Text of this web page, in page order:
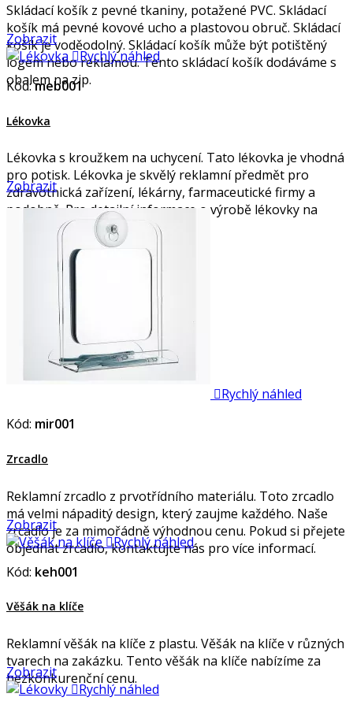
Skládací košík z pevné tkaniny, potažené PVC. Skládací
košík má pevné kovové ucho a plastovou obruč. Skládací
košík je voděodolný. Skládací košík může být potištěný
logem nebo reklamou. Tento skládací košík dodáváme s
obalem na zip.
Zobrazit
Rychlý náhled
Kód:meb001
Lékovka
Lékovka s kroužkem na uchycení. Tato lékovka je vhodná
pro potisk. Lékovka je skvělý reklamní předmět pro
zdravotnická zařízení, lékárny, farmaceutické firmy a
podobně. Pro detailní informace o výrobě lékovky na
zakázku nás kontaktujte.
Zobrazit
Rychlý náhled
Kód: mir001
Zrcadlo
Reklamní zrcadlo z prvotřídního materiálu. Toto zrcadlo
má velmi nápaditý design, který zaujme každého. Naše
zrcadlo je za mimořádně výhodnou cenu. Pokud si přejete
objednat zrcadlo, kontaktujte nás pro více informací.
Zobrazit
Rychlý náhled
Kód: keh001
Věšák na klíče
Reklamní věšák na klíče z plastu. Věšák na klíče v různých
tvarech na zakázku. Tento věšák na klíče nabízíme za
bezkonkurenční cenu.
Zobrazit
Rychlý náhled